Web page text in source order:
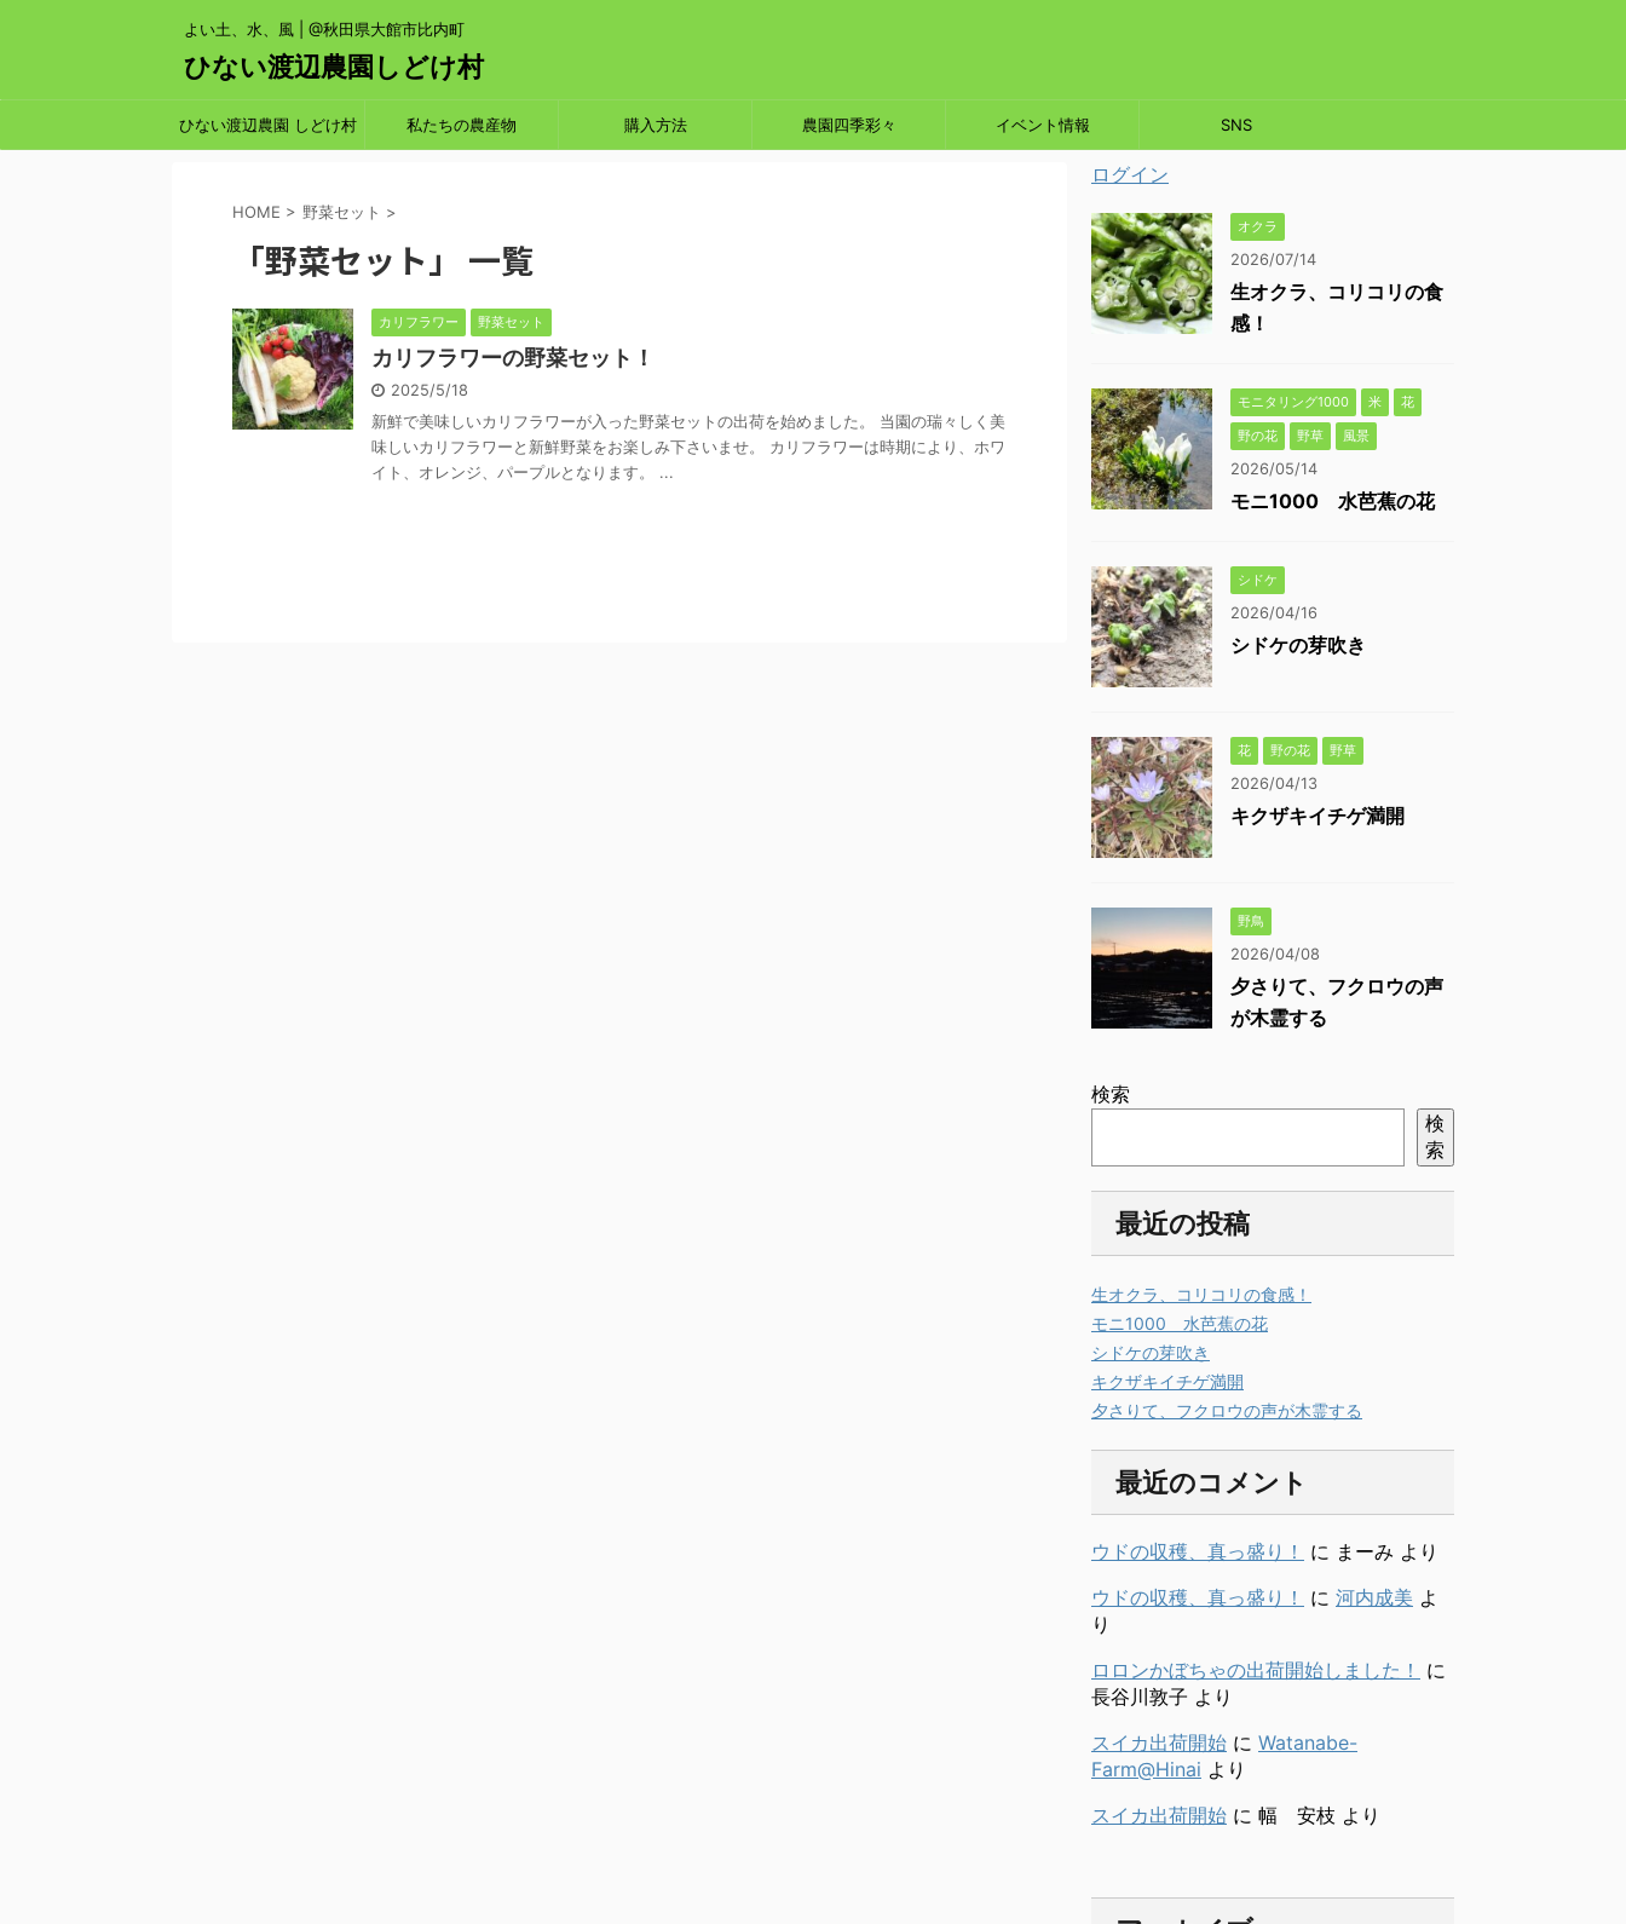
よい土、水、風 | @秋田県大館市比内町
ひない渡辺農園しどけ村
ひない渡辺農園 しどけ村 私たちの農産物 購入方法 農園四季彩々 イベント情報 SNS
HOME > 野菜セット >
「野菜セット」 一覧
カリフラワー 野菜セット
カリフラワーの野菜セット！
2025/5/18
新鮮で美味しいカリフラワーが入った野菜セットの出荷を始めました。 当園の瑞々しく美
味しいカリフラワーと新鮮野菜をお楽しみ下さいませ。 カリフラワーは時期により、ホワ
イト、オレンジ、パープルとなります。 ...
ログイン
オクラ
2026/07/14
生オクラ、コリコリの食
感！
モニタリング1000 米
花
野の花
野草 風景
2026/05/14
モニ1000 水芭蕉の花
シドケ
2026/04/16
シドケの芽吹き
花 野の花 野草
2026/04/13
キクザキイチゲ満開
野鳥
2026/04/08
夕さりて、フクロウの声
が木霊する
検索
検
索
最近の投稿
生オクラ、コリコリの食感！
モニ1000 水芭蕉の花
シドケの芽吹き
キクザキイチゲ満開
夕さりて、フクロウの声が木霊する
最近のコメント
ウドの収穫、真っ盛り！ に まーみ より
ウドの収穫、真っ盛り！
に 河内成美 よ
り
ロロンかぼちゃの出荷開始しました！
に
長谷川敦子 より
スイカ出荷開始 に Watanabe-
Farm@Hinai より
スイカ出荷開始 に 幅 安枝 より